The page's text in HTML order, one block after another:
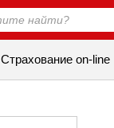
Cтрахование on-line